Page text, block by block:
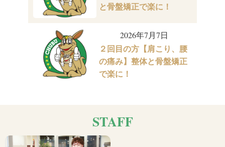
と骨盤矯正で楽に！
2026年7月7日
２回目の方【肩こり、腰
の痛み】整体と骨盤矯正
で楽に！
STAFF